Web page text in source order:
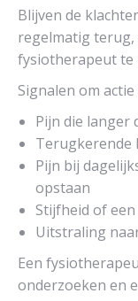
Blijven de
regelmatig terug,
fysiotherapeut te
Signalen om
Pijn die langer
Terugkerende
Pijn bij
opstaan
Stijfheid of
Uitstraling
Een
onderzoeken en